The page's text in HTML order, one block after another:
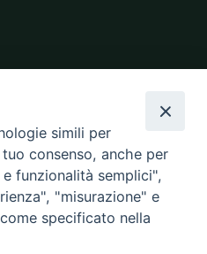
simili per
consenso, anche per
funzionalità semplici",
"misurazione" e
specificato nella